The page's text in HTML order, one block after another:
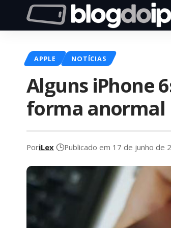
APPLE NOTÍCIAS
Alguns iPhone
forma anormal
PoriLex Publicado em 17 de junho de